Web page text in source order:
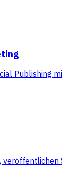
Publishing